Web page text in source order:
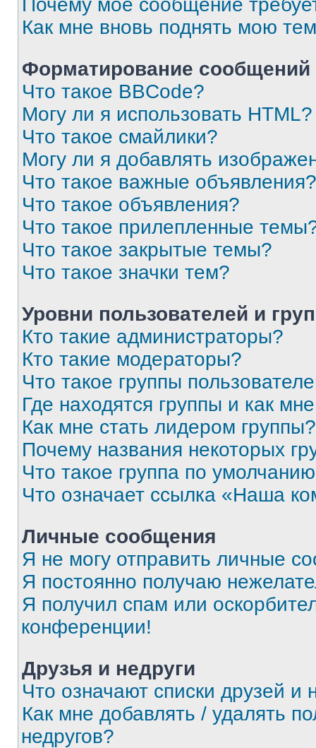
Почему моё сообщение
Как мне вновь поднять мою
Форматирование
Что такое BBCode?
Могу ли я использовать HTML?
Что такое смайлики?
Могу ли я добавлять
Что такое важные объявления?
Что такое объявления?
Что такое прилепленные
Что такое закрытые темы?
Что такое значки тем?
Уровни пользователей и
Кто такие администраторы?
Кто такие модераторы?
Что такое группы
Где находятся группы и как
Как мне стать лидером группы?
Почему названия некоторых
Что такое группа по
Что означает ссылка «Наша
Личные сообщения
Я не могу отправить личные
Я постоянно получаю
Я получил спам или
конференции!
Друзья и недруги
Что означают списки друзей и
Как мне добавлять / удалять
недругов?